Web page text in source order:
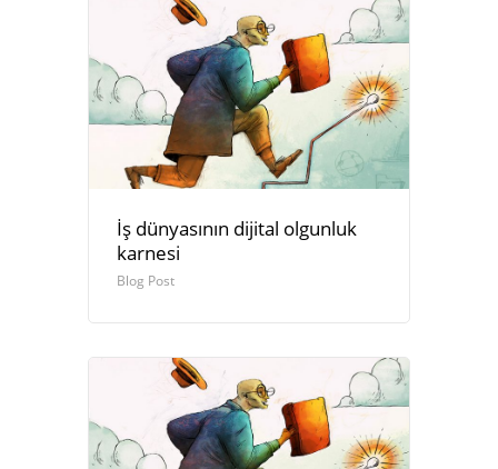
İş dünyasının dijital olgunluk
karnesi
Blog Post